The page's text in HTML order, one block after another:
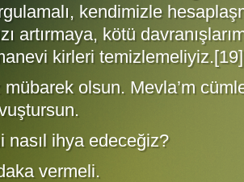
kendimizle
artırmaya, kötü
kirleri temizlemeliyiz.[19]
olsun. Mevla’m
nasıl ihya edeceğiz?
vermeli.